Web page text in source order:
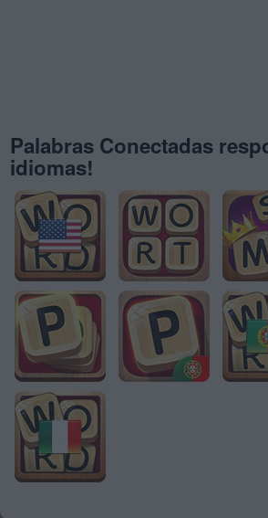
Palabras Conectadas
idiomas!